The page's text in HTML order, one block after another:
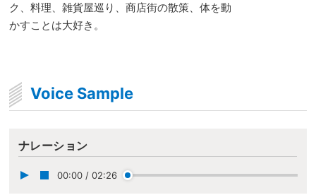
ク、料理、雑貨屋巡り、商店街の散策、体を動
かすことは大好き。
Voice Sample
ナレーション
00:00 / 02:26